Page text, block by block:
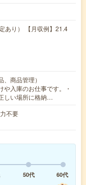
あり） 【月収例】21.4
商品管理）
や入庫のお仕事です。・
しい場所に格納…
不要
50代
60代